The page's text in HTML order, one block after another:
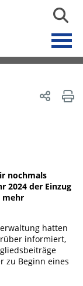
nochmals
2024 der Einzug
mehr
hatten
informiert,
zu Beginn eines